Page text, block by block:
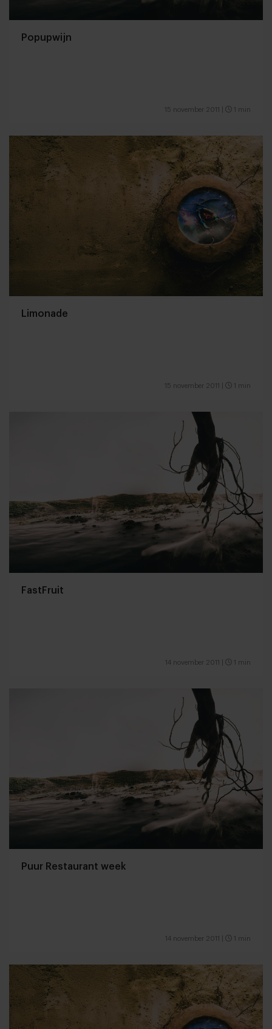
Popupwijn
15 november 2011 1 min
Limonade
15 november 2011 1 min
FastFruit
14 november 2011 1 min
Puur Restaurant week
14 november 2011 1 min